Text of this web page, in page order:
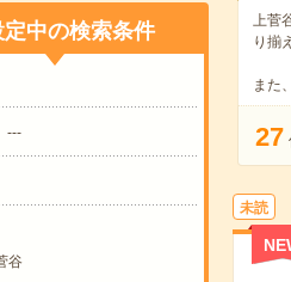
定中の検索条件
---
谷
上菅
り揃
また、
27
未読